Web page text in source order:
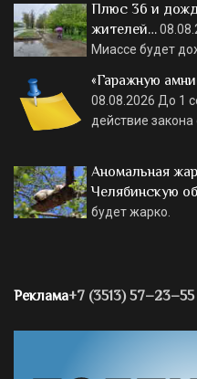
Плюс 36 и
жителей…
Миассе будет
«Гаражную
08.08.2026 До 1
действие закона
Аномальная
Челябинскую
будет жарко.
Реклама+7 (3513) 57–23–55